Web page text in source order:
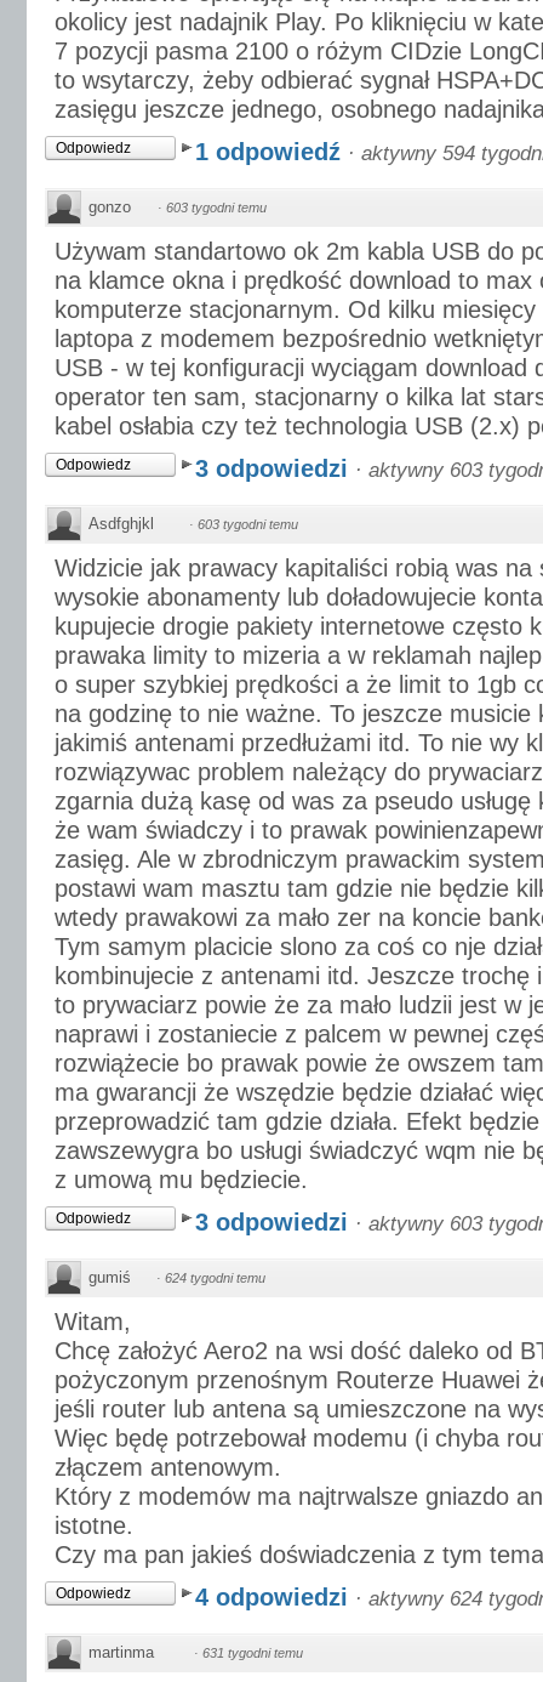
okolicy jest nadajnik Play. Po kliknięciu w
7 pozycji pasma 2100 o różym CIDzie
to wsytarczy, żeby odbierać sygnał
zasięgu jeszcze jednego, osobnego
Odpowiedz 1 odpowiedź · aktywny 594
gonzo · 603 tygodni temu
Używam standartowo ok 2m kabla USB do
na klamce okna i prędkość download to max
komputerze stacjonarnym. Od kilku
laptopa z modemem bezpośrednio
USB - w tej konfiguracji wyciągam download
operator ten sam, stacjonarny o kilka lat
kabel osłabia czy też technologia USB (2.x)
Odpowiedz 3 odpowiedzi · aktywny 603
Asdfghjkl · 603 tygodni temu
Widzicie jak prawacy kapitaliści robią was na
wysokie abonamenty lub doładowujecie
kupujecie drogie pakiety internetowe często
prawaka limity to mizeria a w reklamah
o super szybkiej prędkości a że limit to 1gb
na godzinę to nie ważne. To jeszcze musicie
jakimiś antenami przedłużami itd. To nie wy
rozwiązywac problem należący do
zgarnia dużą kasę od was za pseudo
że wam świadczy i to prawak
zasięg. Ale w zbrodniczym prawackim
postawi wam masztu tam gdzie nie będzie
wtedy prawakowi za mało zer na koncie
Tym samym placicie slono za coś co nje
kombinujecie z antenami itd. Jeszcze trochę
to prywaciarz powie że za mało ludzii jest w
naprawi i zostaniecie z palcem w pewnej
rozwiążecie bo prawak powie że owszem
ma gwarancji że wszędzie będzie działać
przeprowadzić tam gdzie działa. Efekt
zawszewygra bo usługi świadczyć wqm nie
z umową mu będziecie.
Odpowiedz 3 odpowiedzi · aktywny 603
gumiś · 624 tygodni temu
Witam,
Chcę założyć Aero2 na wsi dość daleko od
pożyczonym przenośnym Routerze Huawei
jeśli router lub antena są umieszczone na
Więc będę potrzebował modemu (i chyba
złączem antenowym.
Który z modemów ma najtrwalsze gniazdo
istotne.
Czy ma pan jakieś doświadczenia z tym
Odpowiedz 4 odpowiedzi · aktywny 624
martinma · 631 tygodni temu